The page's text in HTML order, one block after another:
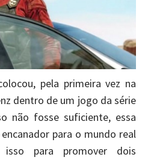
pela primeira vez na
dentro de um jogo da série
não fosse suficiente, essa
para o mundo real
para promover dois